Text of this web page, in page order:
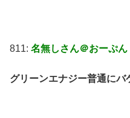
811: 名無しさん＠おーぷん
グリーンエナジー普通にバ